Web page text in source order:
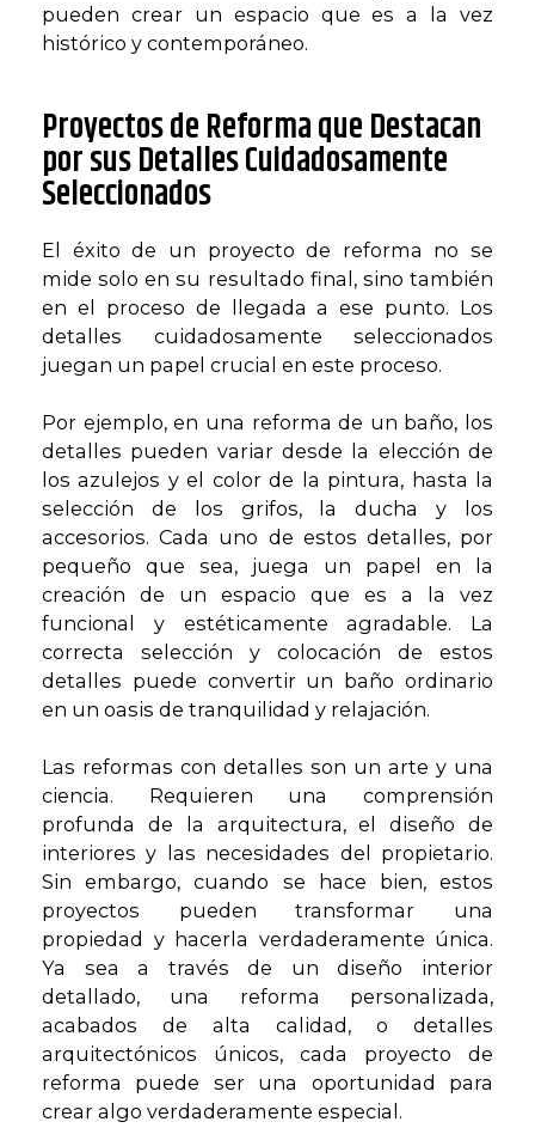
pueden crear un espacio que es a la vez
histórico y contemporáneo.
Proyectos de Reforma que Destacan
por sus Detalles Cuidadosamente
Seleccionados
El éxito de un proyecto de reforma no se
mide solo en su resultado final, sino también
en el proceso de llegada a ese punto. Los
detalles cuidadosamente seleccionados
juegan un papel crucial en este proceso.
Por ejemplo, en una reforma de un baño, los
detalles pueden variar desde la elección de
los azulejos y el color de la pintura, hasta la
selección de los grifos, la ducha y los
accesorios. Cada uno de estos detalles, por
pequeño que sea, juega un papel en la
creación de un espacio que es a la vez
funcional y estéticamente agradable. La
correcta selección y colocación de estos
detalles puede convertir un baño ordinario
en un oasis de tranquilidad y relajación.
Las reformas con detalles son un arte y una
ciencia. Requieren una comprensión
profunda de la arquitectura, el diseño de
interiores y las necesidades del propietario.
Sin embargo, cuando se hace bien, estos
proyectos pueden transformar una
propiedad y hacerla verdaderamente única.
Ya sea a través de un diseño interior
detallado, una reforma personalizada,
acabados de alta calidad, o detalles
arquitectónicos únicos, cada proyecto de
reforma puede ser una oportunidad para
crear algo verdaderamente especial.